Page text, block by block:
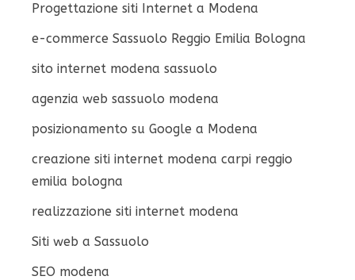
Progettazione siti Internet a Modena
e-commerce Sassuolo Reggio Emilia Bologna
sito internet modena sassuolo
agenzia web sassuolo modena
posizionamento su Google a Modena
creazione siti internet modena carpi reggio
emilia bologna
realizzazione siti internet modena
Siti web a Sassuolo
SEO modena